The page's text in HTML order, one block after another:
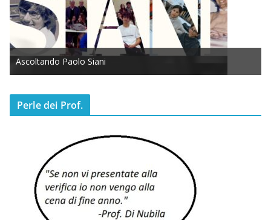
Ascoltando Paolo Siani
Perle dei Prof.